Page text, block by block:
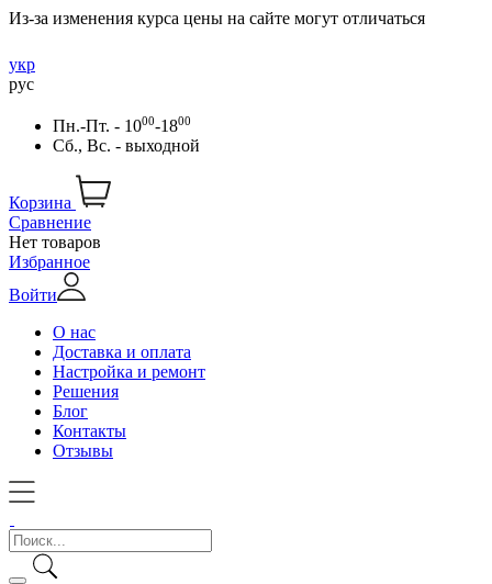
Из-за изменения курса цены на сайте могут отличаться
укр
рус
Пн.-Пт. - 1000-1800
Сб., Вс. - выходной
Корзина
Сравнение
Нет товаров
Избранное
Войти
О нас
Доставка и оплата
Настройка и ремонт
Решения
Блог
Контакты
Отзывы